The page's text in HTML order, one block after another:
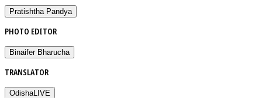
Pratishtha Pandya
PHOTO EDITOR
Binaifer Bharucha
TRANSLATOR
OdishaLIVE